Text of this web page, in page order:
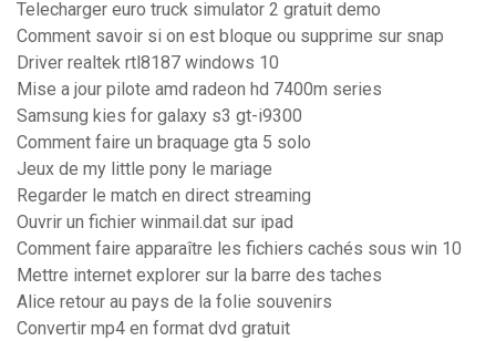
Telecharger euro truck simulator 2 gratuit demo
Comment savoir si on est bloque ou supprime sur snap
Driver realtek rtl8187 windows 10
Mise a jour pilote amd radeon hd 7400m series
Samsung kies for galaxy s3 gt-i9300
Comment faire un braquage gta 5 solo
Jeux de my little pony le mariage
Regarder le match en direct streaming
Ouvrir un fichier winmail.dat sur ipad
Comment faire apparaître les fichiers cachés sous win 10
Mettre internet explorer sur la barre des taches
Alice retour au pays de la folie souvenirs
Convertir mp4 en format dvd gratuit